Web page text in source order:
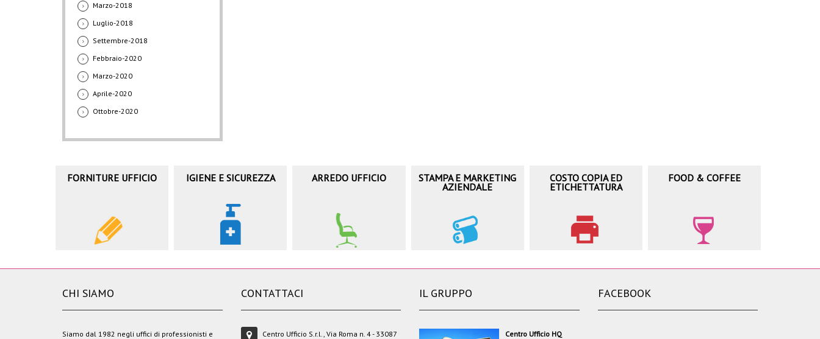
Marzo-2018
Luglio-2018
Settembre-2018
Febbraio-2020
Marzo-2020
Aprile-2020
Ottobre-2020
FORNITURE UFFICIO IGIENE E SICUREZZA ARREDO UFFICIO STAMPA E MARKETING
AZIENDALE
COSTO COPIA ED
ETICHETTATURA
FOOD & COFFEE
CHI SIAMO
Siamo dal 1982 negli uffici di professionisti e
CONTATTACI
Centro Ufficio S.r.l., Via Roma n. 4 - 33087
IL GRUPPO
Centro Ufficio HQ
FACEBOOK